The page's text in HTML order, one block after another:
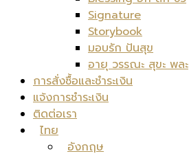
Signature
Storybook
มอบรัก ปันสุข
อายุ วรรณะ สุขะ พละ
การสั่งซื้อและชำระเงิน
แจ้งการชำระเงิน
ติดต่อเรา
ไทย
อังกฤษ